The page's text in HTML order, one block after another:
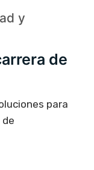
y
de
para